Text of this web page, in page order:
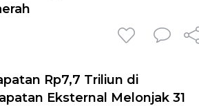
Rp7,7 Triliun di
Eksternal Melonjak 31